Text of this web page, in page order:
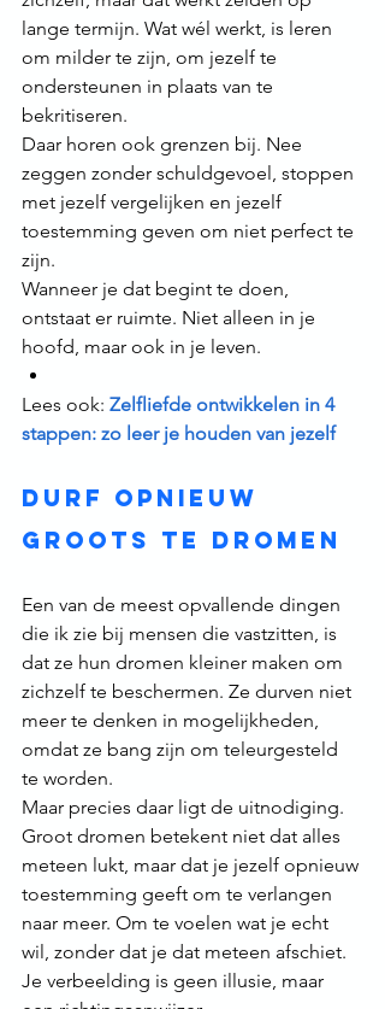
lange termijn. Wat wél werkt, is leren
om milder te zijn, om jezelf te
ondersteunen in plaats van te
bekritiseren.
Daar horen ook grenzen bij. Nee
zeggen zonder schuldgevoel, stoppen
met jezelf vergelijken en jezelf
toestemming geven om niet perfect te
zijn.
Wanneer je dat begint te doen,
ontstaat er ruimte. Niet alleen in je
hoofd, maar ook in je leven.
Lees ook: Zelfliefde ontwikkelen in 4
stappen: zo leer je houden van jezelf
Durf opnieuw
groots te dromen
Een van de meest opvallende dingen
die ik zie bij mensen die vastzitten, is
dat ze hun dromen kleiner maken om
zichzelf te beschermen. Ze durven niet
meer te denken in mogelijkheden,
omdat ze bang zijn om teleurgesteld
te worden.
Maar precies daar ligt de uitnodiging.
Groot dromen betekent niet dat alles
meteen lukt, maar dat je jezelf opnieuw
toestemming geeft om te verlangen
naar meer. Om te voelen wat je echt
wil, zonder dat je dat meteen afschiet.
Je verbeelding is geen illusie, maar